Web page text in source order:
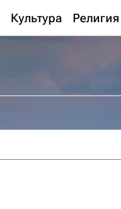
Культура Религия